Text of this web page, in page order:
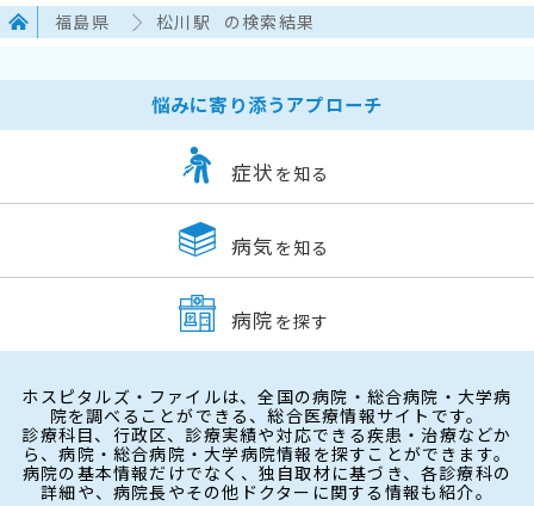
福島県 松川駅 の検索結果
悩みに寄り添うアプローチ
症状 を知る
病気 を知る
病院 を探す
ホスピタルズ・ファイルは、全国の病院・総合病院・大学病
院を調べることができる、総合医療情報サイトです。
診療科目、行政区、診療実績や対応できる疾患・治療などか
ら、病院・総合病院・大学病院情報を探すことができます。
病院の基本情報だけでなく、独自取材に基づき、各診療科の
詳細や、病院長やその他ドクターに関する情報も紹介。